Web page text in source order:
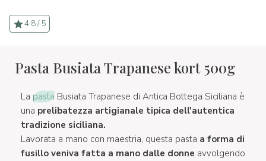
4.8 / 5
Pasta Busiata Trapanese kort 500g
La pasta Busiata Trapanese di Antica Bottega Siciliana è
una prelibatezza artigianale tipica dell'autentica
tradizione siciliana.
Lavorata a mano con maestria, questa pasta a forma di
fusillo veniva fatta a mano dalle donne avvolgendo